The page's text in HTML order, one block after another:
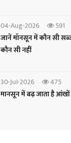
04-Aug-2026
591
जानें मॉनसून में कौन सी सब्जी खाना हेल्दी है और
कौन सी नहीं
30-Jul-2026
475
मानसून में बढ़ जाता है